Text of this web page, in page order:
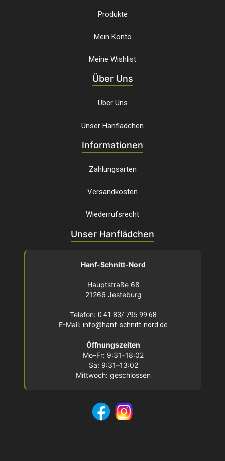
Produkte
Mein Konto
Meine Wishlist
Über Uns
Über Uns
Unser Hanflädchen
Informationen
Zahlungsarten
Versandkosten
Wiederrufsrecht
Unser Hanflädchen
Hanf-Schnitt-Nord
Hauptstraße 68
21266 Jesteburg
Telefon: 0 41 83/ 795 99 68
E-Mail: info@hanf-schnitt-nord.de
Öffnungszeiten
Mo–Fr: 9:31–18:02
Sa: 9:31–13:02
Mittwoch: geschlossen